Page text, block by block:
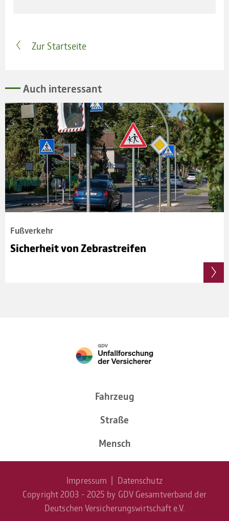
Zur Startseite
Auch inter­essant
Fuß­ver­kehr
Sicher­heit von Zebra­strei­fen
Fahr­zeug
Straße
Mensch
Impressum | Daten­schutz
Copyright 2003 - 2025 by GDV Gesamtverband der
Deutschen Versicherungswirtschaft e.V.